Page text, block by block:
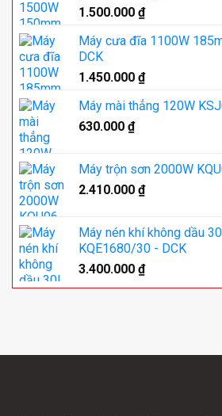
1.500.000 ₫
Máy cưa đĩa 1100W
DCK
1.450.000 ₫
Máy mài thẳng 120W
630.000 ₫
Máy trộn sơn 2000W
2.410.000 ₫
Máy nén khí không dầu
KQE1680/30 - DCK
3.400.000 ₫